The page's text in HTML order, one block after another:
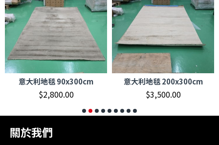
意大利地毯 90x300cm
$2,800.00
意大利地毯 200x300cm
$3,500.00
關於我們